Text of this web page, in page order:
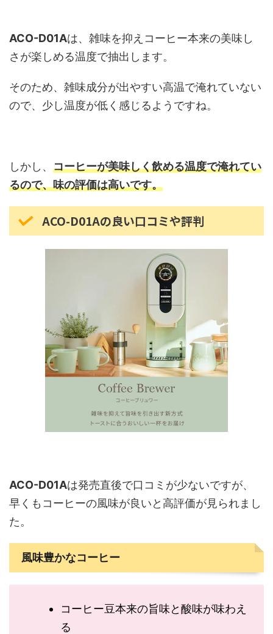
ACO-D01Aは、雑味を抑えコーヒー本来の美味し
さが楽しめる温度で抽出します。
そのため、雑味成分が出やすい高温で淹れていない
ので、少し温度が低く感じるようですね。
しかし、 コーヒーが美味しく飲める温度で淹れてい
るので、味の評価は高いです。
ACO-D01Aの良い口コミや評判
ACO-D01Aは発売直後で口コミが少ないですが、
早くもコーヒーの風味が良いと高評価が見られまし
た。
風味豊かなコーヒー
コーヒー豆本来の旨味と酸味が味わえ
る